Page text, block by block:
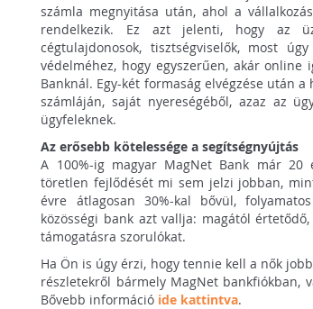
számla megnyitása után, ahol a
rendelkezik. Ez azt jelenti, hogy az
cégtulajdonosok, tisztségviselők, most
védelméhez, hogy egyszerűen, akár
Banknál. Egy-két formaság elvégzése után
számláján, saját nyereségéből, azaz az
ügyfeleknek.
Az erősebb kötelessége a segítségnyújtás
A 100%-ig magyar MagNet Bank már 20
töretlen fejlődését mi sem jelzi jobban,
évre átlagosan 30%-kal bővül,
közösségi bank azt vallja: magától
támogatásra szorulókat.
Ha Ön is úgy érzi, hogy tennie kell a nők
részletekről bármely MagNet bankfiókban,
Bővebb információ ide kattintva.